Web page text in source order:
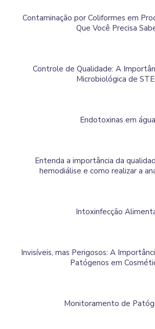
Contaminação por Coliformes em
Que Você Precisa
Controle de Qualidade: A
Microbiológica de
Endotoxinas em água
Entenda a importância da
hemodiálise e como realizar a
Intoxinfecção
Invisíveis, mas Perigosos: A
Patógenos em
Monitoramento de